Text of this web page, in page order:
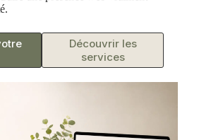
Découvrir les
services